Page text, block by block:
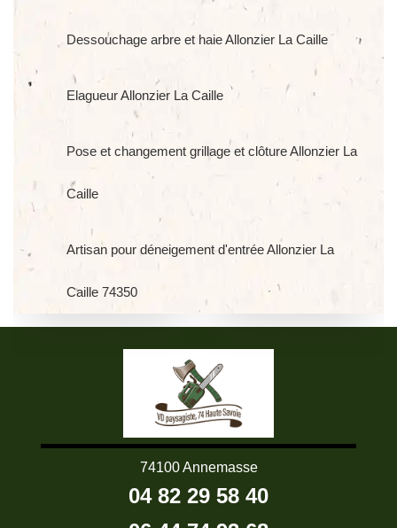
Dessouchage arbre et haie Allonzier La Caille
Elagueur Allonzier La Caille
Pose et changement grillage et clôture Allonzier La
Caille
Artisan pour déneigement d'entrée Allonzier La
Caille 74350
74100 Annemasse
04 82 29 58 40